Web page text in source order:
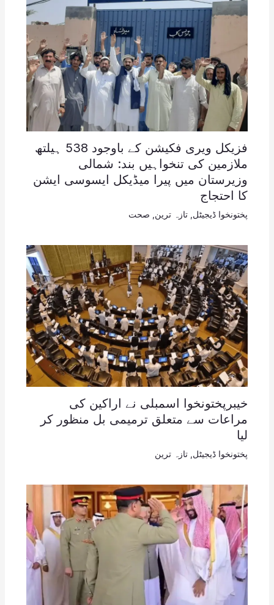
فزیکل ویری فکیشن کے باوجود 538 ہیلتھ
ملازمین کی تنخواہیں بند: شمالی
وزیرستان میں پیرا میڈیکل ایسوسی ایشن
کا احتجاج
پختونخوا ڈیجیٹل تازہ ترین صحت
خیبرپختونخوا اسمبلی نے اراکین کی
مراعات سے متعلق ترمیمی بل منظور کر
لیا
پختونخوا ڈیجیٹل تازہ ترین